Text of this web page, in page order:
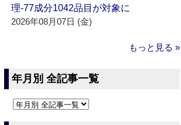
理‐77成分1042品目が対象に
2026年08月07日 (金)
もっと見る »
年月別 全記事一覧